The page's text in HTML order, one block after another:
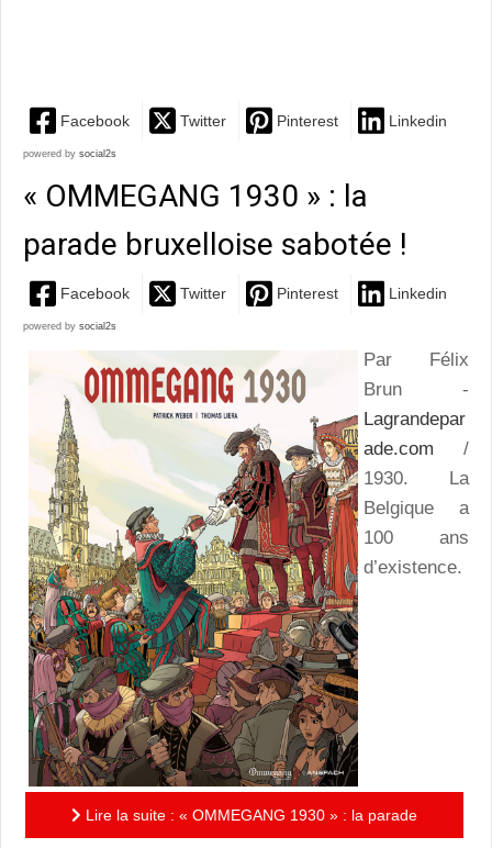
Facebook Twitter Pinterest Linkedin
powered by social2s
« OMMEGANG 1930 » : la
parade bruxelloise sabotée !
Facebook Twitter Pinterest Linkedin
powered by social2s
Par Félix
Brun -
Lagrandepar
ade.com /
1930. La
Belgique a
100 ans
d’existence.
Lire la suite : « OMMEGANG 1930 » : la parade